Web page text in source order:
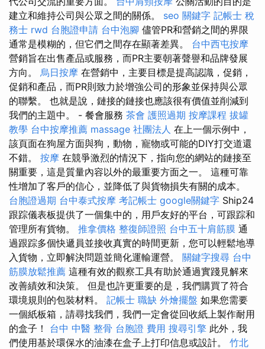
建立和維持公司與公眾之間的關係。 seo 關鍵字 記帳士 稅
務士 rwd 台胞證申請 台中泡腳 儘管PR和營銷之間的界限
通常是模糊的，但它們之間存在顯著差異。 台中西屯按摩
營銷旨在出售產品或服務，而PR主要朝著聲譽和品牌發展
方向。 烏日按摩 在營銷中，主要目標是提高認識，促銷，
促銷和產品，而PR則致力於增強公司的形象並保持與公眾
的聯繫。 也就是說，鏈接的鏈接也應該很有價值並削減到
我們的主題中。 - 餐會服務 茶會 護照過期 按摩課程 拔罐
教學 台中按摩推薦 massage 社團法人 在上一個示例中，
該頁面在狗屋方面與狗，動物，寵物或可能的DIY打交道還
不錯。 按摩 在競爭激烈的情況下，指向您的網站的鏈接至
關重要，這是質量內容以外的最重要方面之一。 這種可靠
性增加了客戶的信心，並降低了與貨物損失有關的成本。
台胞證過期 台中泰式按摩 考記帳士 google關鍵字 Ship24
跟踪儀表板提供了一個集中的，用戶友好的平台，可跟踪和
管理所有貨物。 推拿價格 整復師證照 台中五十肩筋膜 通
過跟踪多個快遞員並接收真實的時間更新，您可以輕鬆地導
入貨物，立即解決問題並簡化運輸運營。 關鍵字搜尋 台中
筋膜放鬆推薦 這種有效的觀察工具有助於通過實踐見解來
改善績效和決策。 但是也許更重要的是，我們購買了符合
環境規則的包裝材料。 記帳士 職缺 外燴擺盤 如果您需要
一個紙板箱，請尋找我們，我們一定會從回收紙上製作耐用
的盒子！ 台中 中醫 整骨 台胞證 費用 搜尋引擎 此外，我
們使用基於環保水的油漆在盒子上打印信息或設計。 竹北